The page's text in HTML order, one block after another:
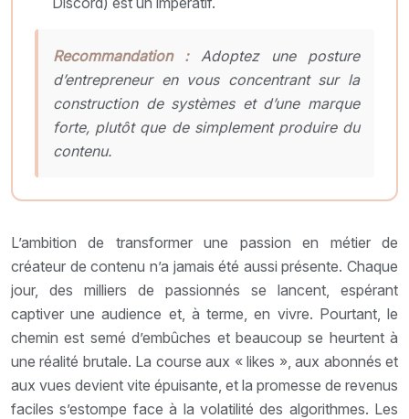
Recommandation :Adoptez une posture
d’entrepreneur en vous concentrant sur la
construction de systèmes et d’une marque
forte, plutôt que de simplement produire du
contenu.
L’ambition de transformer une passion en métier de
créateur de contenu n’a jamais été aussi présente. Chaque
jour, des milliers de passionnés se lancent, espérant
captiver une audience et, à terme, en vivre. Pourtant, le
chemin est semé d’embûches et beaucoup se heurtent à
une réalité brutale. La course aux « likes », aux abonnés et
aux vues devient vite épuisante, et la promesse de revenus
faciles s’estompe face à la volatilité des algorithmes. Les